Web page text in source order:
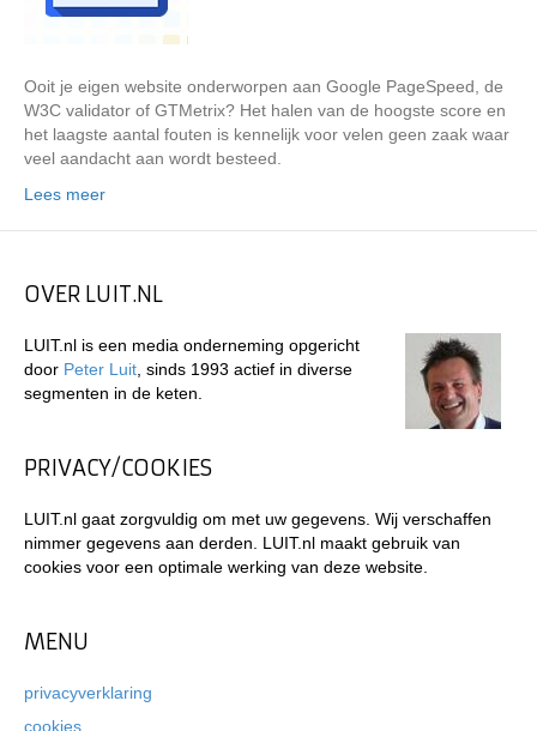
Ooit je eigen website onderworpen aan Google PageSpeed, de
W3C validator of GTMetrix? Het halen van de hoogste score en
het laagste aantal fouten is kennelijk voor velen geen zaak waar
veel aandacht aan wordt besteed.
Lees meer
OVER LUIT.NL
LUIT.nl is een media onderneming opgericht
door Peter Luit , sinds 1993 actief in diverse
segmenten in de keten.
PRIVACY/COOKIES
LUIT.nl gaat zorgvuldig om met uw gegevens. Wij verschaffen
nimmer gegevens aan derden. LUIT.nl maakt gebruik van
cookies voor een optimale werking van deze website.
MENU
privacyverklaring
cookies